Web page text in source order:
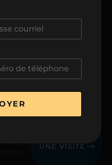
Tous droits réservés.